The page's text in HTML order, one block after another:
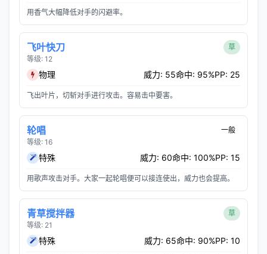
用香气大幅降低对手的闪避率。
飞叶快刀
等级: 12
草
物理 威力: 55命中: 95%PP: 25
飞出叶片，切斩对手进行攻击。容易击中要害。
轮唱
等级: 16
一般
特殊 威力: 60命中: 100%PP: 15
用歌声攻击对手。大家一起轮唱便可以接连使出，威力也会提高。
青草搅拌器
等级: 21
草
特殊 威力: 65命中: 90%PP: 10